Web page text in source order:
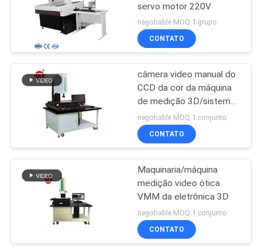
NOTÍCIA
PEÇA
UMAS
CITAÇÕES
SHOW
Máquina universal
de ensaio
Misturador de
Banbury
32
servo motor 220V
negotiable MOQ:1 grupo
CONTATO
câmera video manual do
CCD da cor da máquina
de medição 3D/sistema
de medida ótico
negotiable MOQ:1 conjunto
CONTATO
Maquinaria/máquina
medição video ótica
VMM da eletrônica 3D
negotiable MOQ:1 conjunto
CONTATO